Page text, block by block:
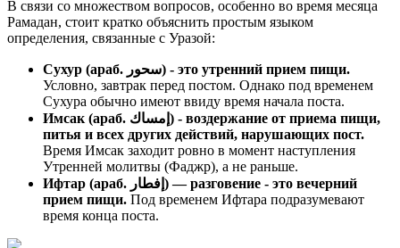
В связи со множеством вопросов, особенно во время месяца
Рамадан, стоит кратко объяснить простым языком
определения, связанные с Уразой:
Сухур (араб. سحور) - это утренний прием пищи.
Условно, завтрак перед постом. Однако под временем
Сухура обычно имеют ввиду время начала поста.
Имсак (араб. إمساك) - воздержание от приема пищи,
питья и всех других действий, нарушающих пост.
Время Имсак заходит ровно в момент наступления
Утренней молитвы (Фаджр), а не раньше.
Ифтар (араб. إفطار) — разговение - это вечерний
прием пищи. Под временем Ифтара подразумевают
время конца поста.